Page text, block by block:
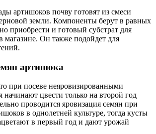
артишоков почву готовят из смеси
земли. Компоненты берут в равных
приобрести и готовый субстрат для
магазине. Он также подойдет для
артишока
при посеве неяровизированными
начинают цвести только на второй год
проводится яровизация семян при
в однолетней культуре, тогда кусты
в первый год и дают урожай